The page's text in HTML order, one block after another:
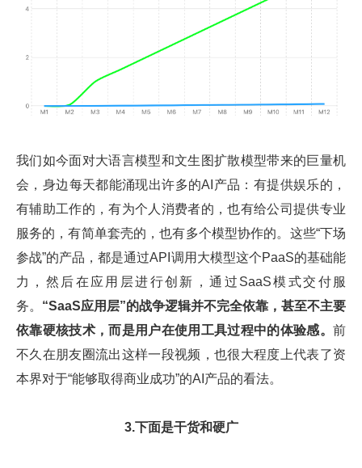
我们如今面对大语言模型和文生图扩散模型带来的巨量机
会，身边每天都能涌现出许多的AI产品：有提供娱乐的，
有辅助工作的，有为个人消费者的，也有给公司提供专业
服务的，有简单套壳的，也有多个模型协作的。这些“下场
参战”的产品，都是通过API调用大模型这个PaaS的基础能
力，然后在应用层进行创新，通过SaaS模式交付服
务。 “SaaS应用层”的战争逻辑并不完全依靠，甚至不主要
依靠硬核技术，而是用户在使用工具过程中的体验感。 前
不久在朋友圈流出这样一段视频，也很大程度上代表了资
本界对于“能够取得商业成功”的AI产品的看法。
3.下面是干货和硬广